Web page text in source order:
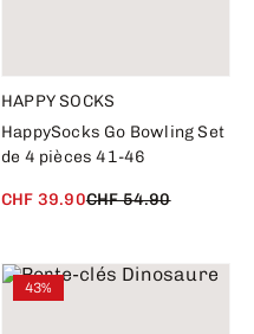
HAPPY SOCKS
HappySocks Go Bowling Set
de 4 pièces 41-46
CHF 39.90CHF 54.90
43%